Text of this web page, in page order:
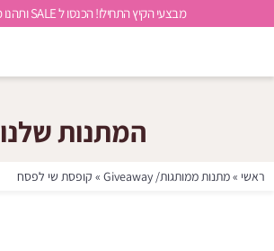
מבצעי הקיץ התחילו! הכנסו ל SALE ותהנו מהנחות!!
המתנות שלנו
ראשי »מתנות ממותגות/ Giveaway » קופסת שי לפסח